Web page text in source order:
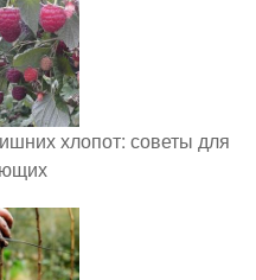
хлопот: советы для